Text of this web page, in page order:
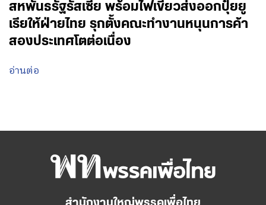
สหพันธรัฐรัสเซีย พร้อมไฟเขียวส่งออกปุ๋ยยู
เรียให้ฝ่ายไทย รุกตั้งคณะทำงานหนุนการค้า
สองประเทศโตต่อเนื่อง
อ่านต่อ